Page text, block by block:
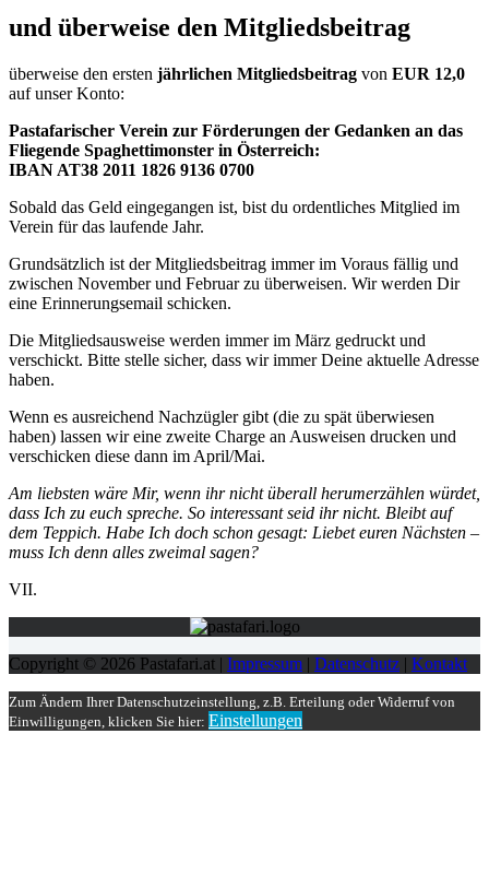
und überweise den Mitgliedsbeitrag
überweise den ersten jährlichen Mitgliedsbeitrag von EUR 12,0
auf unser Konto:
Pastafarischer Verein zur Förderungen der Gedanken an das
Fliegende Spaghettimonster in Österreich:
IBAN AT38 2011 1826 9136 0700
Sobald das Geld eingegangen ist, bist du ordentliches Mitglied im
Verein für das laufende Jahr.
Grundsätzlich ist der Mitgliedsbeitrag immer im Voraus fällig und
zwischen November und Februar zu überweisen. Wir werden Dir
eine Erinnerungsemail schicken.
Die Mitgliedsausweise werden immer im März gedruckt und
verschickt. Bitte stelle sicher, dass wir immer Deine aktuelle Adresse
haben.
Wenn es ausreichend Nachzügler gibt (die zu spät überwiesen
haben) lassen wir eine zweite Charge an Ausweisen drucken und
verschicken diese dann im April/Mai.
Am liebsten wäre Mir, wenn ihr nicht überall herumerzählen würdet,
dass Ich zu euch spreche. So interessant seid ihr nicht. Bleibt auf
dem Teppich. Habe Ich doch schon gesagt: Liebet euren Nächsten –
muss Ich denn alles zweimal sagen?
VII.
Copyright © 2026 Pastafari.at | Impressum | Datenschutz | Kontakt
Zum Ändern Ihrer Datenschutzeinstellung, z.B. Erteilung oder Widerruf von
Einwilligungen, klicken Sie hier: Einstellungen